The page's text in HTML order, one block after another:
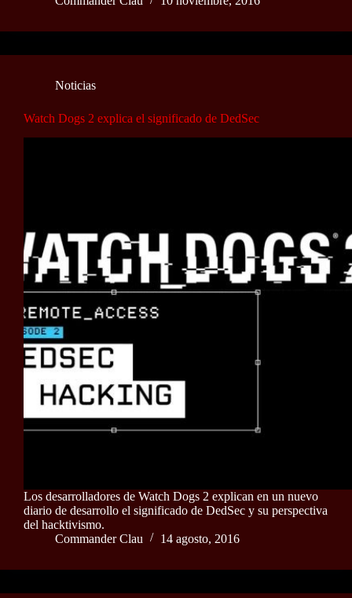
Noticias
Watch Dogs 2 explica el significado de DedSec
Los desarrolladores de Watch Dogs 2 explican en un nuevo
diario de desarrollo el significado de DedSec y su perspectiva
del hacktivismo.
Commander Clau
14 agosto, 2016